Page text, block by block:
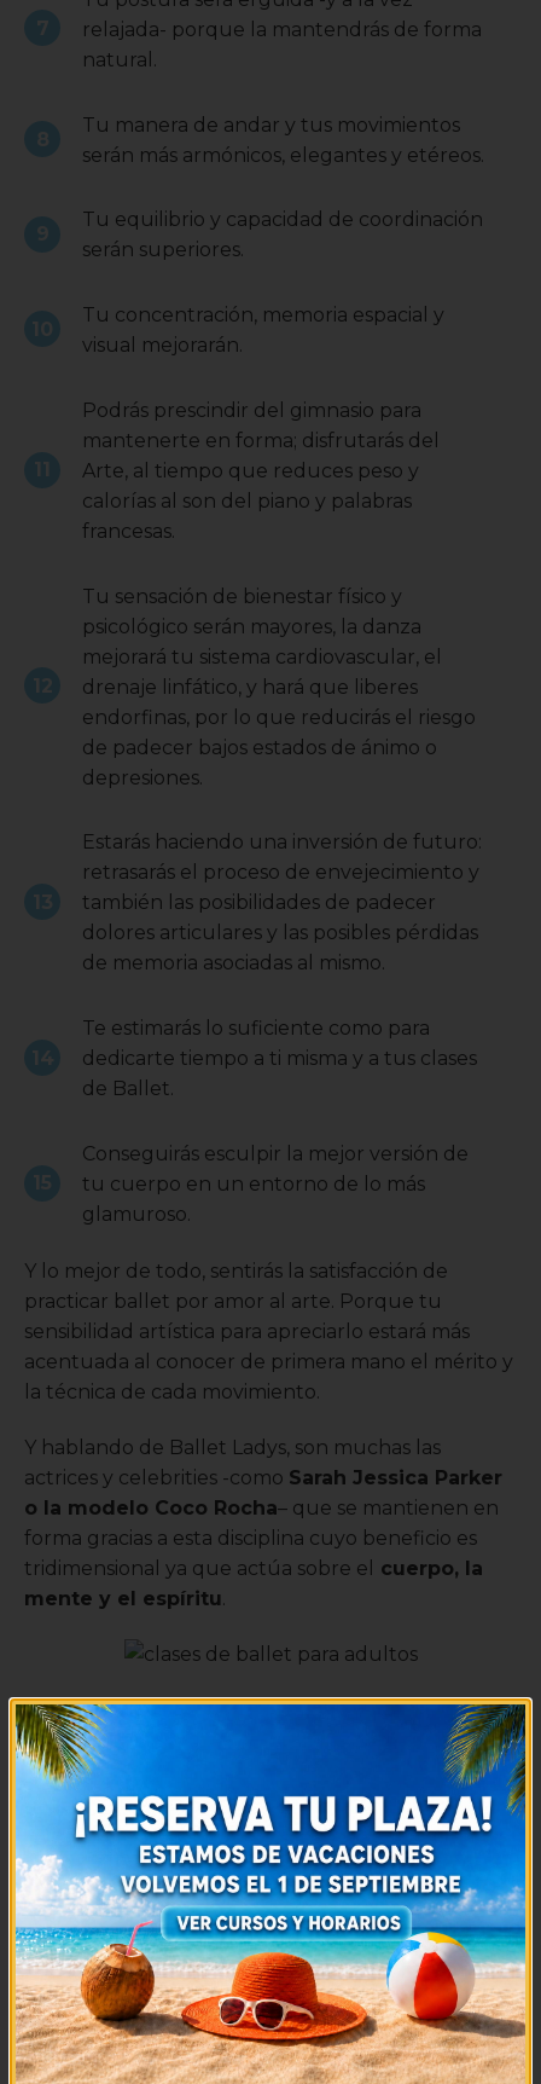
relajada- porque la mantendrás de forma
natural.
Tu manera de andar y tus movimientos
serán más armónicos, elegantes y etéreos.
Tu equilibrio y capacidad de coordinación
serán superiores.
Tu concentración, memoria espacial y
visual mejorarán.
Podrás prescindir del gimnasio para
mantenerte en forma; disfrutarás del
Arte, al tiempo que reduces peso y
calorías al son del piano y palabras
francesas.
Tu sensación de bienestar físico y
psicológico serán mayores, la danza
mejorará tu sistema cardiovascular, el
drenaje linfático, y hará que liberes
endorfinas, por lo que reducirás el riesgo
de padecer bajos estados de ánimo o
depresiones.
Estarás haciendo una inversión de futuro:
retrasarás el proceso de envejecimiento y
también las posibilidades de padecer
dolores articulares y las posibles pérdidas
de memoria asociadas al mismo.
Te estimarás lo suficiente como para
dedicarte tiempo a ti misma y a tus clases
de Ballet.
Conseguirás esculpir la mejor versión de
tu cuerpo en un entorno de lo más
glamuroso.
Y lo mejor de todo, sentirás la satisfacción de
practicar ballet por amor al arte. Porque tu
sensibilidad artística para apreciarlo estará más
acentuada al conocer de primera mano el mérito y
la técnica de cada movimiento.
Y hablando de Ballet Ladys, son muchas las
actrices y celebrities -como Sarah Jessica Parker
o la modelo Coco Rocha– que se mantienen en
forma gracias a esta disciplina cuyo beneficio es
tridimensional ya que actúa sobre el
cuerpo, la
mente y el espíritu.
Sólo tienes que observar la figura de una bailarina
para comprobar que el Ballet, como ninguna otra
disciplina, es capaz de otorgar múltiples beneficios
al cuerpo y a la mente al tiempo que confiere a la
mujer en sí misma una elegancia absoluta.Porque
modela, estiliza, dota de feminidad y de cierta
cualidad escénica que inclusolos expertos en
moda y publicidad valoran.
Véase el caso de las bailarinasTamara Rojo , y
Keenan Kampa, como modelos protagonistas de
spots publicitarios. Y si todavía sigues pensando
que para ti es demasiado tarde, te animará saber